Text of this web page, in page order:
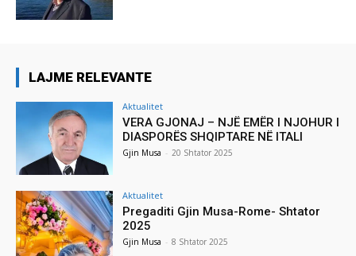
LAJME RELEVANTE
Aktualitet
VERA GJONAJ – NJË EMËR I NJOHUR I
DIASPORËS SHQIPTARE NË ITALI
Gjin Musa - 20 Shtator 2025
Aktualitet
Pregaditi Gjin Musa-Rome- Shtator
2025
Gjin Musa - 8 Shtator 2025